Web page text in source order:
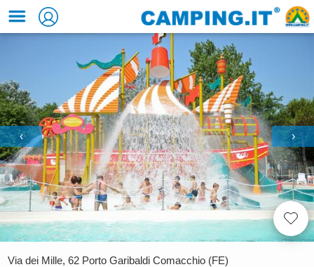
‹ ›
Via dei Mille, 62 Porto Garibaldi Comacchio (FE)